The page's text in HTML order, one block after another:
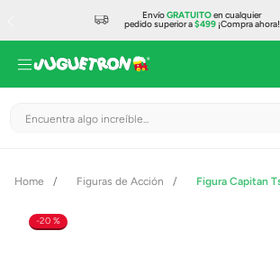
EnvíoGRATUITOen cualquier
pedido superior a$499¡Compra ahora!
Encuentra algo increíble...
Figuras de Acción
20 %